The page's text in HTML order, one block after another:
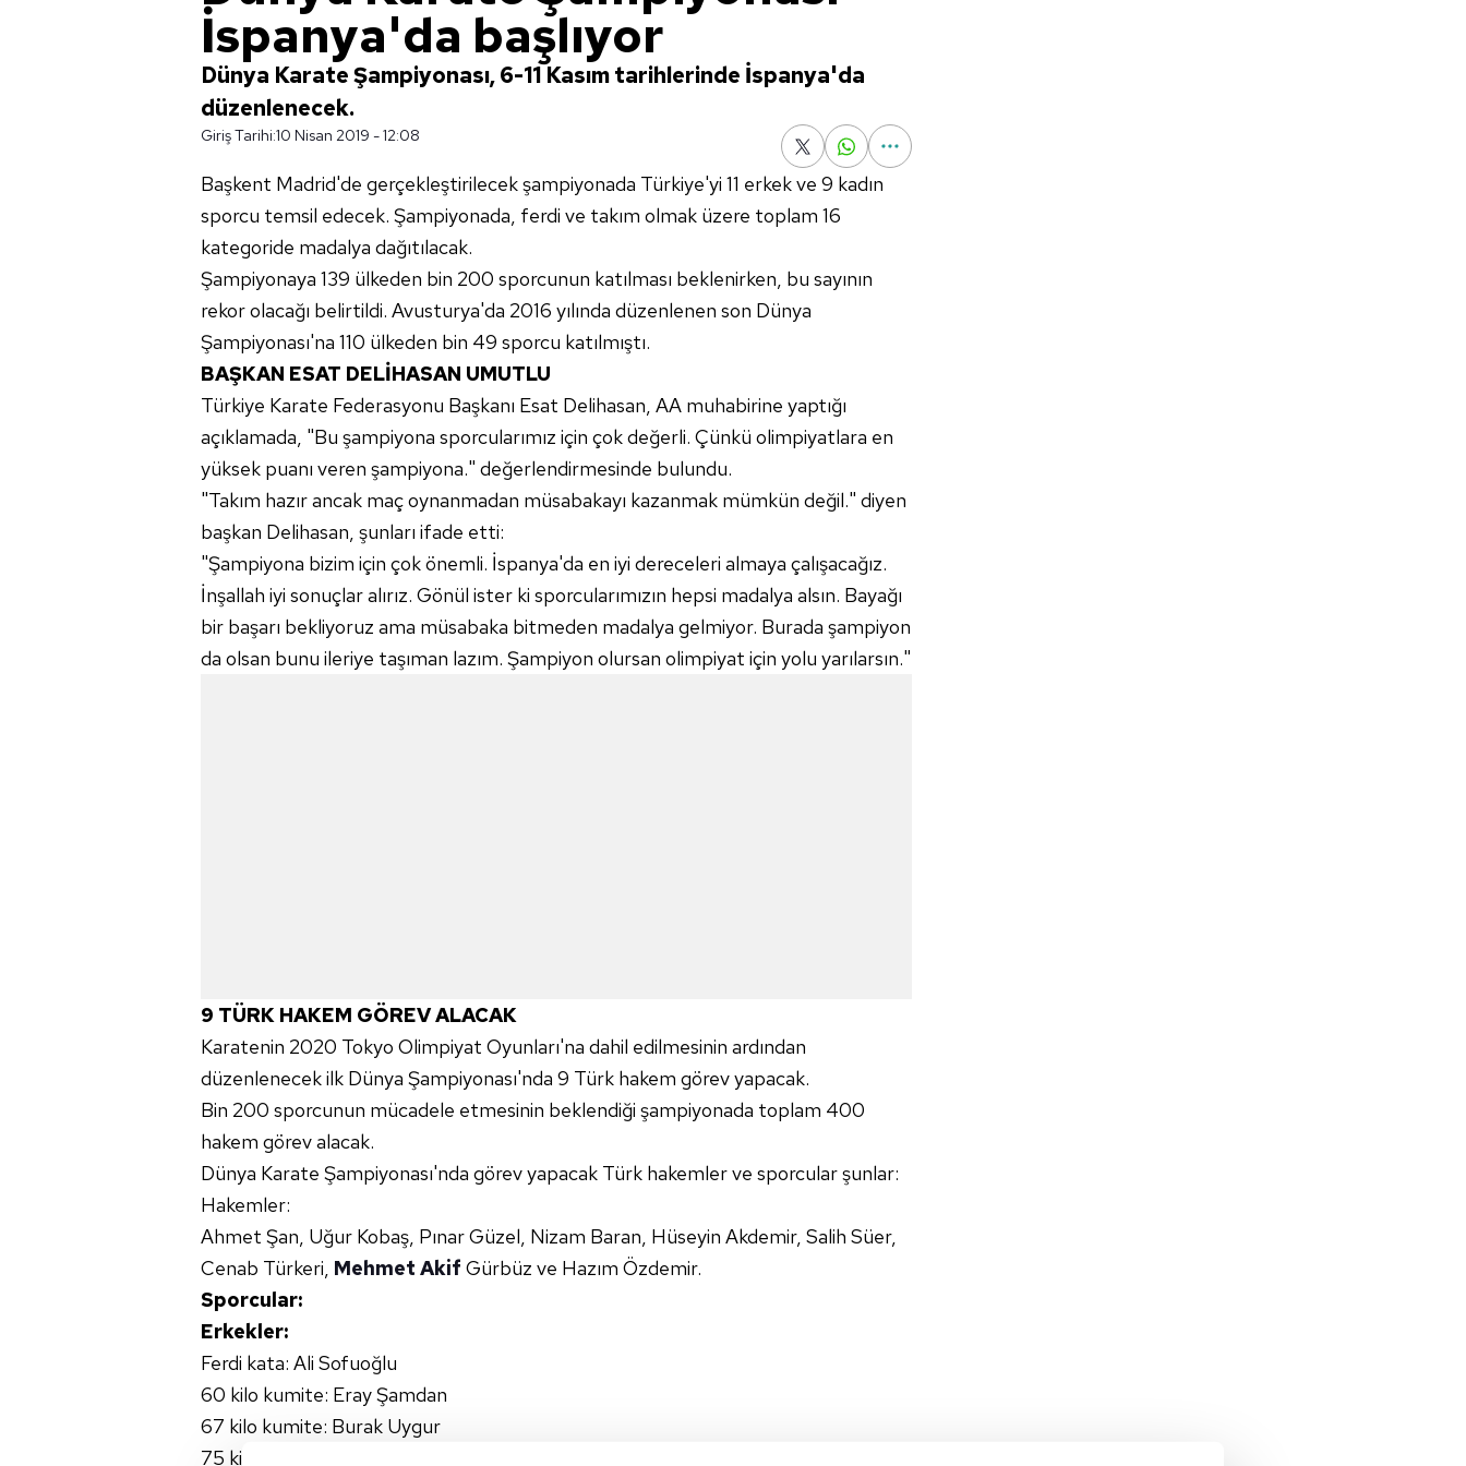
İspanya'da başlıyor
Dünya Karate Şampiyonası, 6-11 Kasım tarihlerinde İspanya'da
düzenlenecek.
Giriş Tarihi:10 Nisan 2019 - 12:08
Başkent Madrid'de gerçekleştirilecek şampiyonada Türkiye'yi 11 erkek ve 9 kadın
sporcu temsil edecek. Şampiyonada, ferdi ve takım olmak üzere toplam 16
kategoride madalya dağıtılacak.
Şampiyonaya 139 ülkeden bin 200 sporcunun katılması beklenirken, bu sayının
rekor olacağı belirtildi. Avusturya'da 2016 yılında düzenlenen son Dünya
Şampiyonası'na 110 ülkeden bin 49 sporcu katılmıştı.
BAŞKAN ESAT DELİHASAN UMUTLU
Türkiye Karate Federasyonu Başkanı Esat Delihasan, AA muhabirine yaptığı
açıklamada, "Bu şampiyona sporcularımız için çok değerli. Çünkü olimpiyatlara en
yüksek puanı veren şampiyona." değerlendirmesinde bulundu.
"Takım hazır ancak maç oynanmadan müsabakayı kazanmak mümkün değil." diyen
başkan Delihasan, şunları ifade etti:
"Şampiyona bizim için çok önemli. İspanya'da en iyi dereceleri almaya çalışacağız.
İnşallah iyi sonuçlar alırız. Gönül ister ki sporcularımızın hepsi madalya alsın. Bayağı
bir başarı bekliyoruz ama müsabaka bitmeden madalya gelmiyor. Burada şampiyon
da olsan bunu ileriye taşıman lazım. Şampiyon olursan olimpiyat için yolu yarılarsın."
9 TÜRK HAKEM GÖREV ALACAK
Karatenin 2020 Tokyo Olimpiyat Oyunları'na dahil edilmesinin ardından
düzenlenecek ilk Dünya Şampiyonası'nda 9 Türk hakem görev yapacak.
Bin 200 sporcunun mücadele etmesinin beklendiği şampiyonada toplam 400
hakem görev alacak.
Dünya Karate Şampiyonası'nda görev yapacak Türk hakemler ve sporcular şunlar:
Hakemler:
Ahmet Şan, Uğur Kobaş, Pınar Güzel, Nizam Baran, Hüseyin Akdemir, Salih Süer,
Cenab Türkeri, Mehmet Akif Gürbüz ve Hazım Özdemir.
Sporcular:
Erkekler:
Ferdi kata: Ali Sofuoğlu
60 kilo kumite: Eray Şamdan
67 kilo kumite: Burak Uygur
75 kilo kumite: Erman Eltemur